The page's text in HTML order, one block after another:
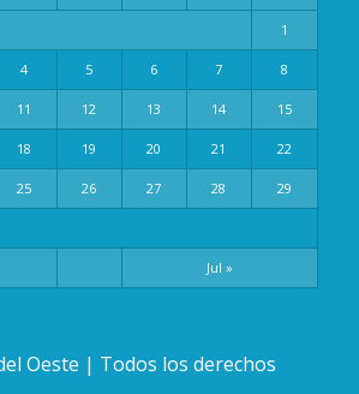
Jul »
1
4 5 6 7 8
11 12 13 14 15
18 19 20 21 22
25 26 27 28 29
Oeste | Todos los derechos